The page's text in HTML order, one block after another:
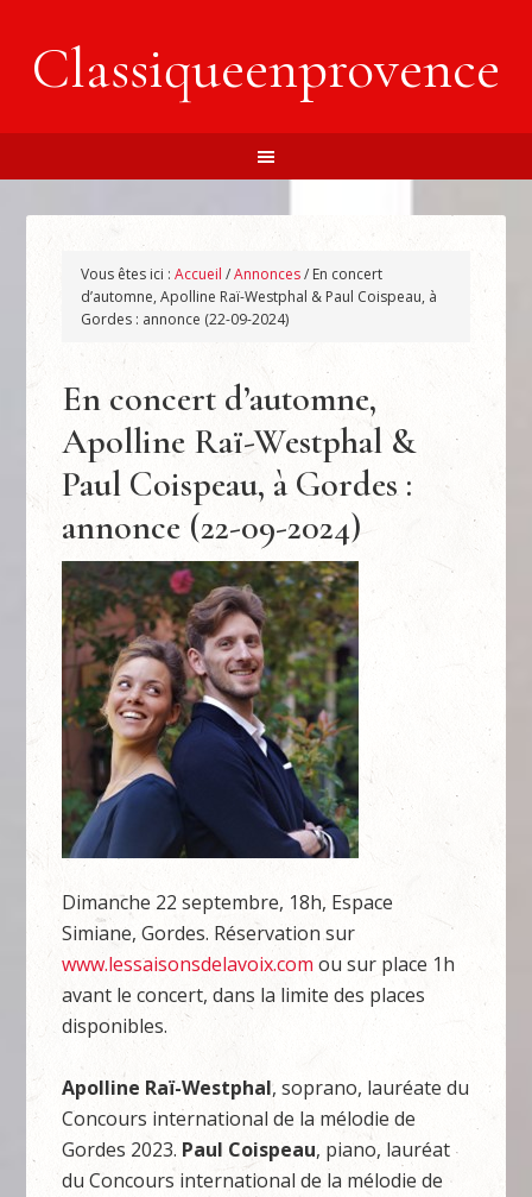
Classiqueenprovence
Vous êtes ici :Accueil /Annonces/ En concert
d’automne, Apolline Raï-Westphal & Paul Coispeau, à
Gordes : annonce (22-09-2024)
En concert d’automne,
Apolline Raï-Westphal &
Paul Coispeau, à Gordes :
annonce (22-09-2024)
Dimanche 22 septembre, 18h, Espace
Simiane, Gordes. Réservation sur
www.lessaisonsdelavoix.com ou sur place 1h
avant le concert, dans la limite des places
disponibles.
Apolline Raï-Westphal, soprano, lauréate du
Concours international de la mélodie de
Gordes 2023. Paul Coispeau, piano, lauréat
du Concours international de la mélodie de